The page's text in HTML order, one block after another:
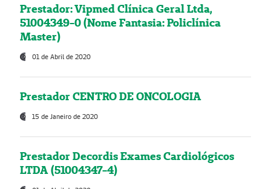
Prestador: Vipmed Clínica Geral Ltda,
51004349-0 (Nome Fantasia: Policlínica
Master)
01 de Abril de 2020
Prestador CENTRO DE ONCOLOGIA
15 de Janeiro de 2020
Prestador Decordis Exames Cardiológicos
LTDA (51004347-4)